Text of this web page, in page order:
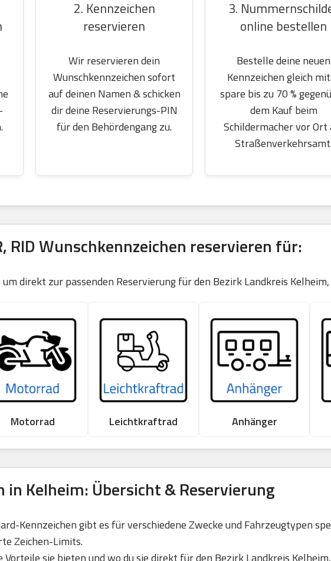
2. Kennzeichen
reservieren
Wir reservieren dein
Wunschkennzeichen sofort
auf deinen Namen & schicken
dir deine Reservierungs-PIN
für den Behördengang zu.
3.
online bestellen
Bestelle deine neuen
Kennzeichen gleich
spare bis zu 70 %
dem Kauf beim
Schildermacher vor Ort
RID Wunschkennzeichen reservieren für:
direkt zur passenden Reservierung für den Bezirk Landkreis
Motorrad Leichtkraftrad Anhänger
in Kelheim: Übersicht & Reservierung
Kennzeichen gibt es für verschiedene Zwecke und Fahrzeugtypen
Zeichen-Limits.
sie bieten und wo du sie direkt für den Bezirk Landkreis